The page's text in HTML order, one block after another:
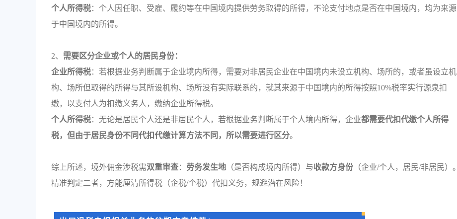
个人所得税：个人因任职、受雇、履约等在中国境内提供劳务取得的所得，不论支付地点是否在中国境内，均为来源
于中国境内的所得。
2、 需要区分企业或个人的居民身份：
企业所得税：若根据业务判断属于企业境内所得，需要对非居民企业在中国境内未设立机构、场所的，或者虽设立机
构、场所但取得的所得与其所设机构、场所没有实际联系的，就其来源于中国境内的所得按照10%税率实行源泉扣
缴，以支付人为扣缴义务人，缴纳企业所得税。
个人所得税：无论是居民个人还是非居民个人，若根据业务判断属于个人境内所得，企业都需要代扣代缴个人所得
税，但由于居民身份不同代扣代缴计算方法不同，所以需要进行区分。
综上所述，境外佣金涉税需双重审查： 劳务发生地 （是否构成境内所得）与收款方身份 （企业/个人，居民/非居民）。
精准判定二者，方能厘清所得税（企税/个税）代扣义务，规避潜在风险！